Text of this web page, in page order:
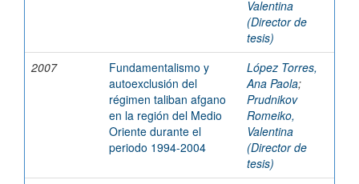
Valentina
(Director de
tesis)
2007
Fundamentalismo y
autoexclusión del
régimen taliban afgano
en la región del Medio
Oriente durante el
periodo 1994-2004
López Torres,
Ana Paola;
Prudnikov
Romeiko,
Valentina
(Director de
tesis)